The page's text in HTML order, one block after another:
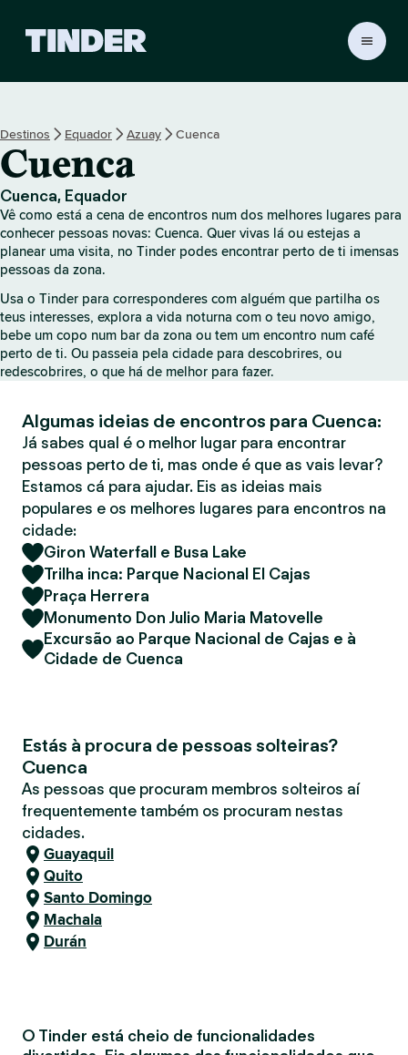
a
c
a
o
T
i
n
r
Destinos Equador Azuay Cuenca
Cuenca
Cuenca, Equador
Vê como está a cena de encontros num dos melhores lugares para
conhecer pessoas novas: Cuenca. Quer vivas lá ou estejas a
planear uma visita, no Tinder podes encontrar perto de ti imensas
pessoas da zona.
Usa o Tinder para corresponderes com alguém que partilha os
teus interesses, explora a vida noturna com o teu novo amigo,
bebe um copo num bar da zona ou tem um encontro num café
perto de ti. Ou passeia pela cidade para descobrires, ou
redescobrires, o que há de melhor para fazer.
Algumas ideias de encontros para Cuenca:
Já sabes qual é o melhor lugar para encontrar
pessoas perto de ti, mas onde é que as vais levar?
Estamos cá para ajudar. Eis as ideias mais
populares e os melhores lugares para encontros na
cidade:
Giron Waterfall e Busa Lake
Trilha inca: Parque Nacional El Cajas
Praça Herrera
Monumento Don Julio Maria Matovelle
Excursão ao Parque Nacional de Cajas e à
Cidade de Cuenca
Estás à procura de pessoas solteiras?
Cuenca
As pessoas que procuram membros solteiros aí
frequentemente também os procuram nestas
cidades.
Guayaquil
Quito
Santo Domingo
Machala
Durán
O Tinder está cheio de funcionalidades